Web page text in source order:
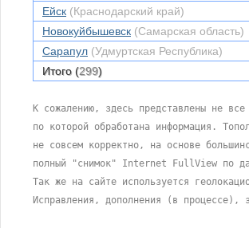
Ейск (Краснодарский край)
Новокуйбышевск (Самарская область)
Сарапул (Удмуртская Республика)
Итого (299)
К сожалению, здесь представлены не
по которой обработана информация.
не совсем корректно, на основе
полный "снимок" Internet FullView по
Так же на сайте используется
Исправления, дополнения (в